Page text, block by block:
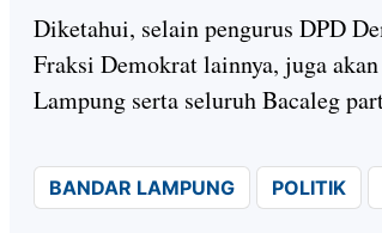
Diketahui, selain pengurus DPD
Fraksi Demokrat lainnya, juga
Lampung serta seluruh Bacaleg
BANDAR LAMPUNG POLITIK